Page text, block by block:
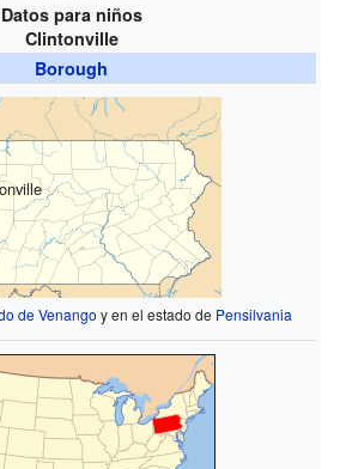
Datos para niños
Clintonville
Borough
de Venango y en el estado de Pensilvania